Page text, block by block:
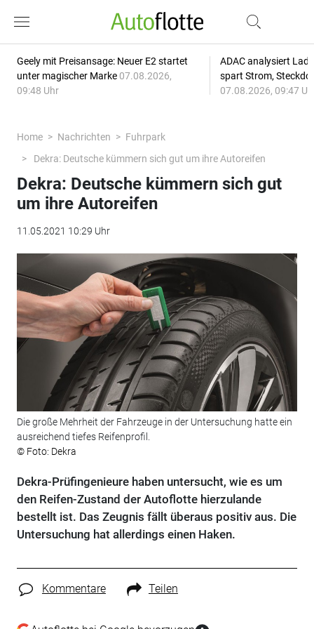
Geely mit Preisansage: Neuer E2 startet
unter magischer Marke 07.08.2026,
09:48 Uhr
ADAC analysiert
spart Strom,
07.08.2026, 09:47
Home Nachrichten
Fuhrpark
Dekra: Deutsche kümmern sich gut um ihre Autoreifen
Dekra: Deutsche kümmern sich gut
um ihre Autoreifen
11.05.2021 10:29 Uhr
Die große Mehrheit der Fahrzeuge in der Untersuchung hatte ein
ausreichend tiefes Reifenprofil.
© Foto: Dekra
Dekra-Prüfingenieure haben untersucht, wie es um
den Reifen-Zustand der Autoflotte hierzulande
bestellt ist. Das Zeugnis fällt überaus positiv aus. Die
Untersuchung hat allerdings einen Haken.
Kommentare Teilen